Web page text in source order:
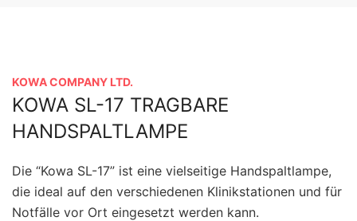
KOWA COMPANY LTD.
KOWA SL-17 TRAGBARE
HANDSPALTLAMPE
Die “Kowa SL-17” ist eine vielseitige Handspaltlampe,
die ideal auf den verschiedenen Klinikstationen und für
Notfälle vor Ort eingesetzt werden kann.